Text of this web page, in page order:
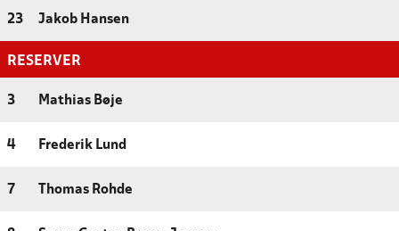
23 Jakob Hansen
RESERVER
3 Mathias Bøje
4 Frederik Lund
7 Thomas Rohde